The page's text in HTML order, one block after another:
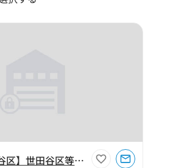
【東京都世田谷区】世田谷区等々力6丁目120坪倉庫